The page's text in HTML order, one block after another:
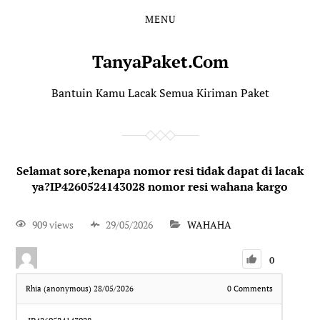
MENU
TanyaPaket.Com
Bantuin Kamu Lacak Semua Kiriman Paket
Selamat sore,kenapa nomor resi tidak dapat di lacak
ya?IP4260524143028 nomor resi wahana kargo
909 views 29/05/2026 WAHAHA
0
Rhia (anonymous)28/05/2026 0Comments